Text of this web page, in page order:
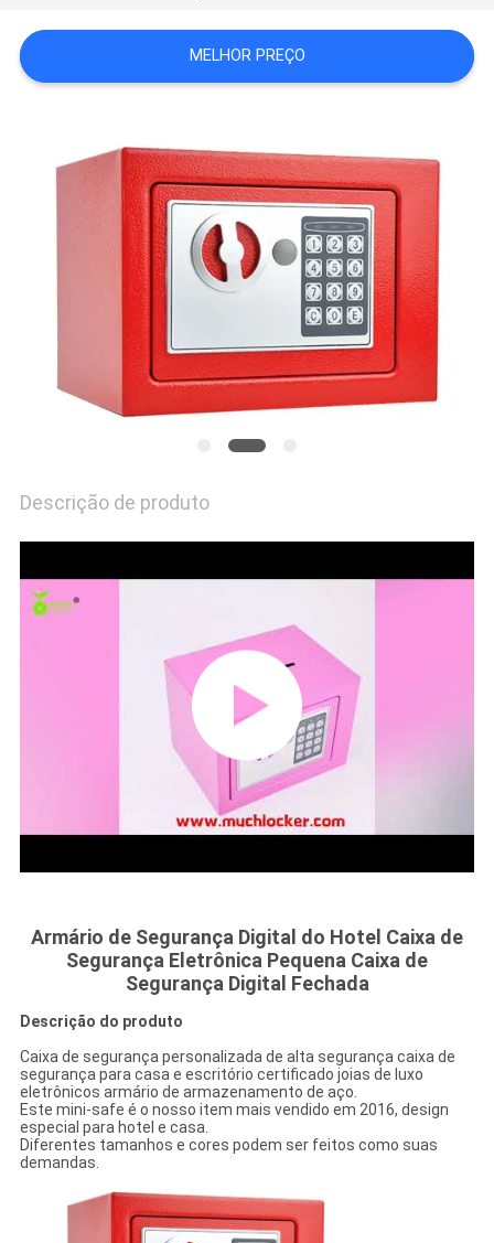
DO
SITE
PRIVACY
MELHOR PREÇO
Descrição de produto
Armário de Segurança Digital do Hotel Caixa de
Segurança Eletrônica Pequena Caixa de
Segurança Digital Fechada
Descrição do produto
Caixa de segurança personalizada de alta segurança caixa de
segurança para casa e escritório certificado joias de luxo
eletrônicos armário de armazenamento de aço.
Este mini-safe é o nosso item mais vendido em 2016, design
especial para hotel e casa.
Diferentes tamanhos e cores podem ser feitos como suas
demandas.